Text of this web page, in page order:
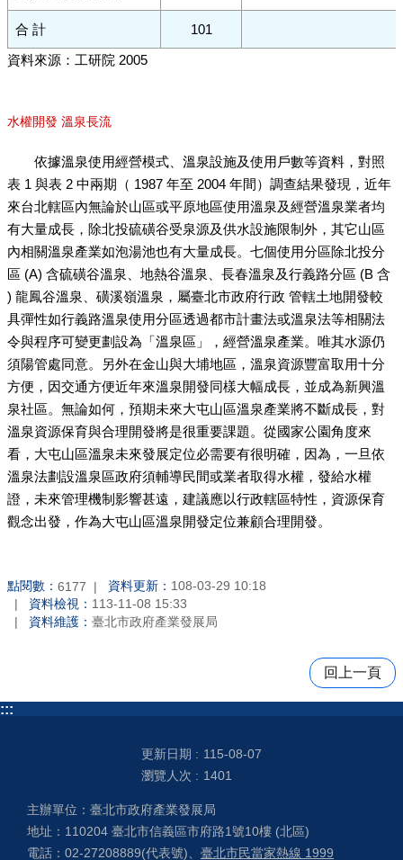
合 計
101
資料來源：工研院 2005
水權開發 溫泉長流
依據溫泉使用經營模式、溫泉設施及使用戶數等資料，對照
表 1 與表 2 中兩期（ 1987 年至 2004 年間）調查結果發現，近年
來台北轄區內無論於山區或平原地區使用溫泉及經營溫泉業者均
有大量成長，除北投硫磺谷受泉源及供水設施限制外，其它山區
內相關溫泉產業如泡湯池也有大量成長。七個使用分區除北投分
區 (A) 含硫磺谷溫泉、地熱谷溫泉、長春溫泉及行義路分區 (B 含
) 龍鳳谷溫泉、磺溪嶺溫泉，屬臺北市政府行政 管轄土地開發較
具彈性如行義路溫泉使用分區透過都市計畫法或溫泉法等相關法
令與程序可變更劃設為「溫泉區」，經營溫泉產業。唯其水源仍
須陽管處同意。另外在金山與大埔地區，溫泉資源豐富取用十分
方便，因交通方便近年來溫泉開發同樣大幅成長，並成為新興溫
泉社區。無論如何，預期未來大屯山區溫泉產業將不斷成長，對
溫泉資源保育與合理開發將是很重要課題。從國家公園角度來
看，大屯山區溫泉未來發展定位必需要有很明確，因為，一旦依
溫泉法劃設溫泉區政府須輔導民間或業者取得水權，發給水權
證，未來管理機制影響甚遠，建議應以行政轄區特性，資源保育
觀念出發，作為大屯山區溫泉開發定位兼顧合理開發。
點閱數： 6177 資料更新： 108-03-29 10:18
資料檢視： 113-11-08 15:33
資料維護： 臺北市政府產業發展局
回上一頁
:::
更新日期
115-08-07
瀏覽人次
1401
主辦單位：臺北市政府產業發展局
地址：110204 臺北市信義區市府路1號10樓 (北區)
電話：02-27208889(代表號)、 臺北市民當家熱線 1999